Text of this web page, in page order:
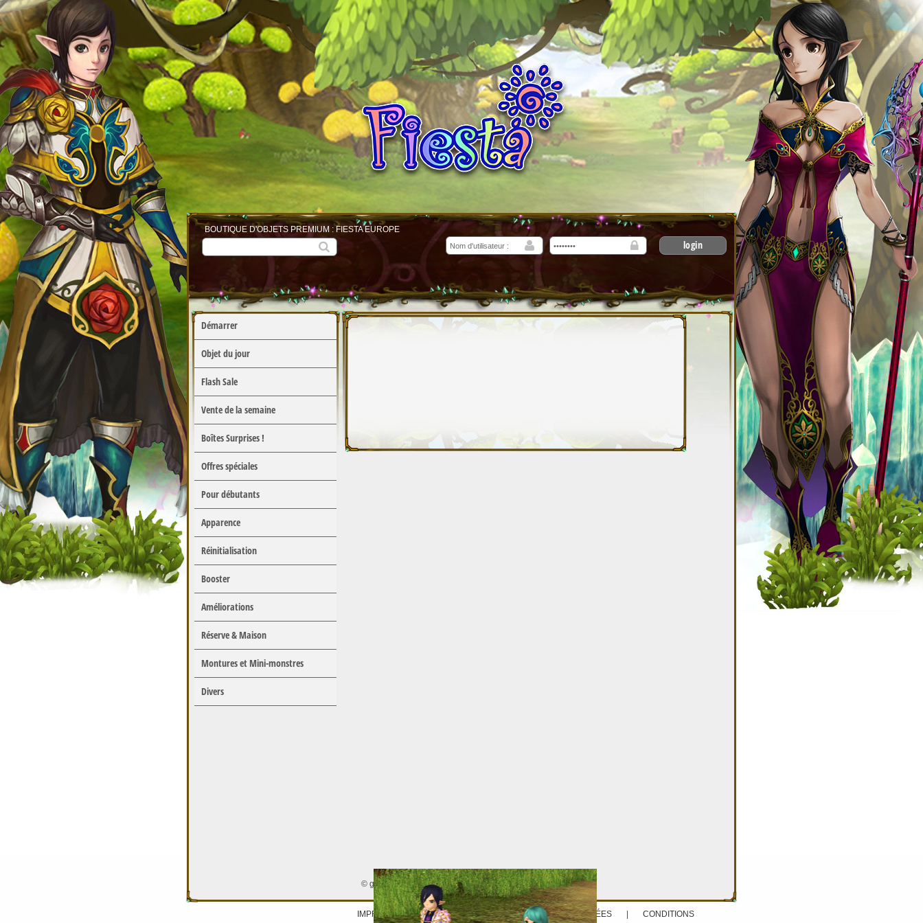
BOUTIQUE D'OBJETS PREMIUM : FIESTA EUROPE
login
Démarrer
Objet du jour
Flash Sale
Vente de la semaine
Boîtes Surprises !
Offres spéciales
Pour débutants
Apparence
Réinitialisation
Booster
Améliorations
Réserve & Maison
Montures et Mini-monstres
Divers
© gamigo AG 2005 - 2026. Tous droits réservés.
IMPRINT | DÉCLARATION DE PROTECTION DES DONNÉES CONDITIONS